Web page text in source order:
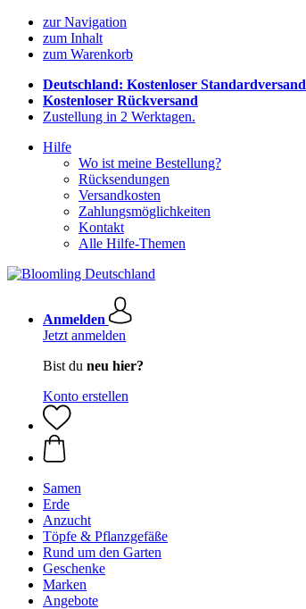
zur Navigation
zum Inhalt
zum Warenkorb
Deutschland: Kostenloser Standardversand
Kostenloser Rückversand
Zustellung in 2 Werktagen.
Hilfe
Wo ist meine Bestellung?
Rücksendungen
Versandkosten
Zahlungsmöglichkeiten
Kontakt
Alle Hilfe-Themen
Anmelden
Jetzt anmelden
Bist du neu hier?
Konto erstellen
Samen
Erde
Anzucht
Töpfe & Pflanzgefäße
Rund um den Garten
Geschenke
Marken
Angebote